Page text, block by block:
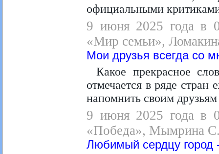
официальными
9 июня 2025 года в
«Мир семьи»,
Мои друзья всегда со
Какое прекрасное
отмечается в ряде
напомнить своим
9 июня 2025 года в
«Победа», Мымрина
Любимый сердцу город